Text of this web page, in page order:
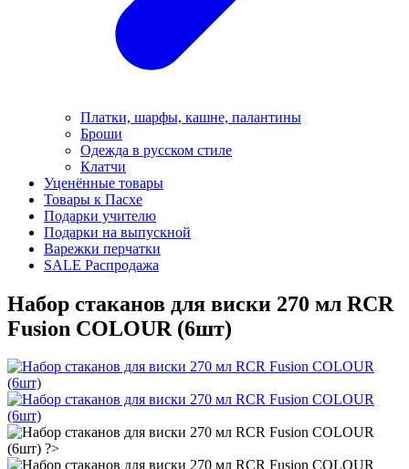
Платки, шарфы, кашне, палантины
Броши
Одежда в русском стиле
Клатчи
Уценённые товары
Товары к Пасхе
Подарки учителю
Подарки на выпускной
Варежки перчатки
SALE Распродажа
Набор стаканов для виски 270 мл RCR
Fusion COLOUR (6шт)